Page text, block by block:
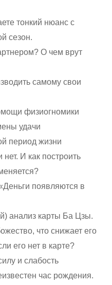
тонкий нюанс с
сезон.
О чем врут
самому свои
физиогномики
удачи
период жизни
И как построить
появляются в
анализ карты Ба Цзы.
что снижает его
его нет в карте?
и слабость
час рождения.